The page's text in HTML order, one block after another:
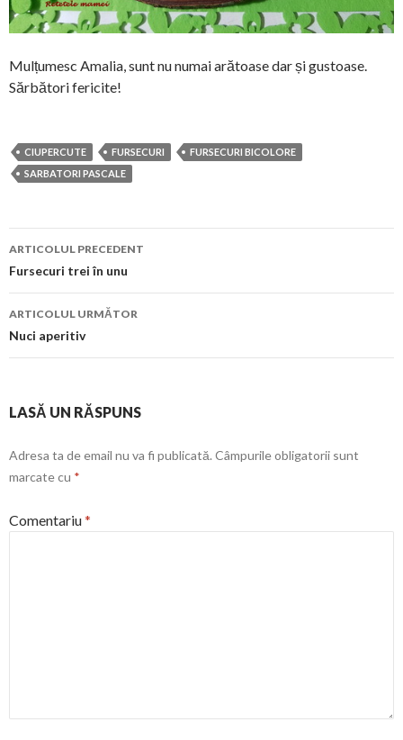
Mulțumesc Amalia, sunt nu numai arătoase dar și gustoase.
Sărbători fericite!
CIUPERCUTE FURSECURI
FURSECURI BICOLORE
SARBATORI PASCALE
Navigare
în
articol
ARTICOLUL PRECEDENT
Fursecuri trei în unu
ARTICOLUL URMĂTOR
Nuci aperitiv
LASĂ UN RĂSPUNS
Adresa ta de email nu va fi publicată. Câmpurile obligatorii sunt
marcate cu *
Comentariu*